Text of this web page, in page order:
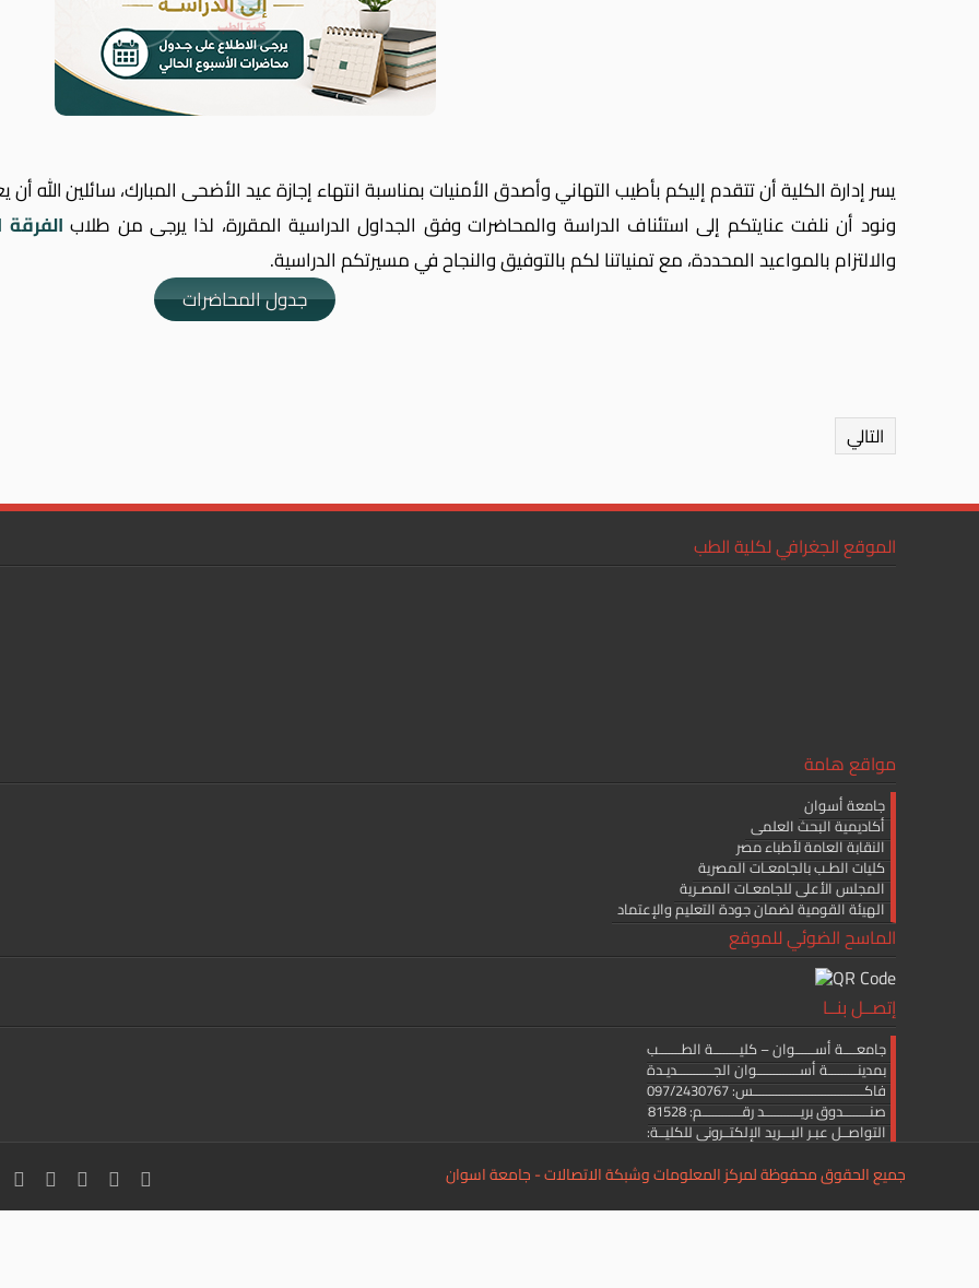
يسر إدارة الكلية أن تتقدم إليكم بأطيب التهاني وأصدق الأمنيات بمناسبة انتهاء إجازة عيد الأضحى المبارك، سائلين الله أن
ونود أن نلفت عنايتكم إلى استئناف الدراسة والمحاضرات وفق الجداول الدراسية المقررة، لذا يرجى من طلاب الفرقة
والالتزام بالمواعيد المحددة،مع تمنياتنا لكم بالتوفيق والنجاح في مسيرتكم الدراسية.
جدول المحاضرات
التالي
الموقع الجغرافي لكلية الطب
مواقع هامة
جامعة أسوان
أكاديمية البحث العلمى
النقابة العامة لأطباء مصر
كليات الطـب بالجامعـات المصرية
المجلس الأعلى للجامعـات المصـرية
الهيئة القومية لضمان جودة التعليم والإعتماد
الماسح الضوئي للموقع
إتصــل بنــا
جامعــــة أســــــوان – كليــــــــة الطـــــــب
بمدينـــــــــة أســـــــــــــوان الجـــــــــــديـدة
فاكــــــــــــــــــــــــــــــــــس: 097/2430767
صنــــــــدوق بريـــــــــــد رقــــــــــــم: 81528
التواصــل عبـر البـــريد الإلكتــرونى للكليــة:
جميع الحقوق محفوظة لمركز المعلومات وشبكة الاتصالات - جامعة اسوان